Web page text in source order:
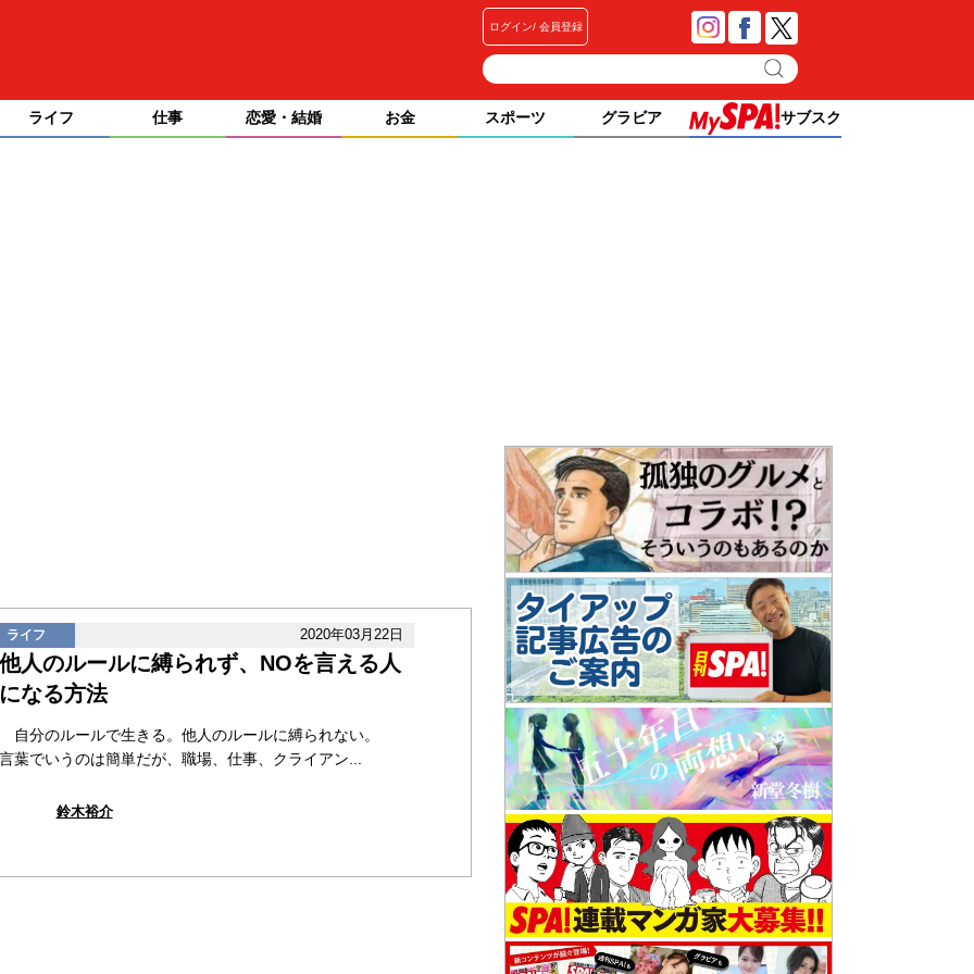
ログイン 会員登録
ライフ 仕事 恋愛・結婚 お金 スポーツ グラビア サブスク
ライフ 2020年03月22日
人のルールに縛られず、NOを言える人
なる方法
分のルールで生きる。他人のルールに縛られない。
葉でいうのは簡単だが、職場、仕事、クライアン...
鈴木裕介